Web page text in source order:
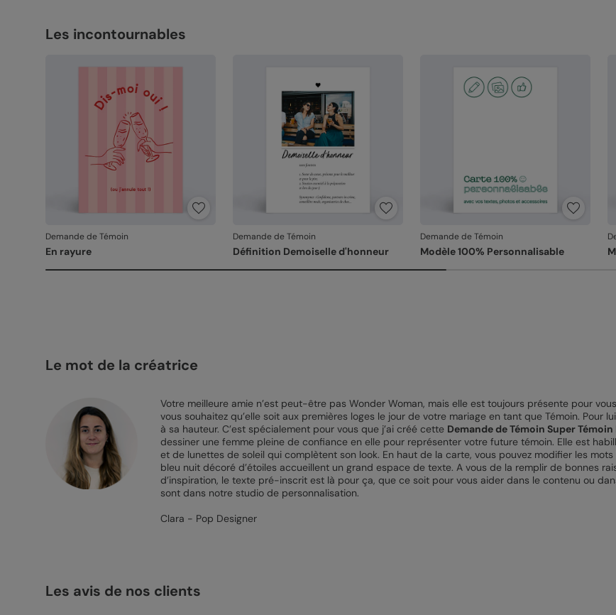
Les incontournables
Demande de Témoin
En rayure
Demande de Témoin
Définition Demoiselle d'honneur
Demande de Témoin
Modèle 100% Personnalisable
Le mot de la créatrice
Votre meilleure amie n’est peut-être pas Wonder Woman, mais elle est toujours présente pour
vous souhaitez qu’elle soit aux premières loges le jour de votre mariage en tant que Témoin. Pour
à sa hauteur. C’est spécialement pour vous que j’ai créé cette Demande de Témoin Super Témoin
dessiner une femme pleine de confiance en elle pour représenter votre future témoin. Elle est
et de lunettes de soleil qui complètent son look. En haut de la carte, vous pouvez modifier les
bleu nuit décoré d’étoiles accueillent un grand espace de texte. A vous de la remplir de bonnes
d’inspiration, le texte pré-inscrit est là pour ça, que ce soit pour vous aider dans le contenu ou
sont dans notre studio de personnalisation.
Clara - Pop Designer
Les avis de nos clients